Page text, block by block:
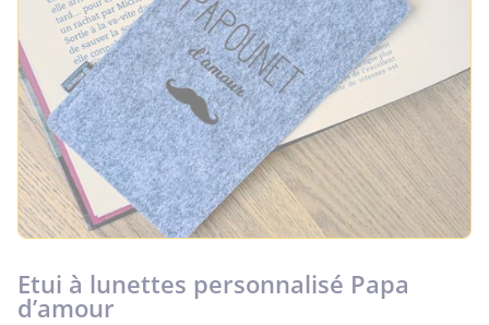
Etui à lunettes personnalisé Papa
d’amour